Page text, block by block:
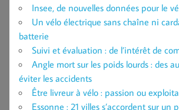
Insee, de nouvelles données pour le
Un vélo électrique sans chaîne ni
batterie
Suivi et évaluation : de l’intérêt de
Angle mort sur les poids lourds : des
éviter les accidents
Être livreur à vélo : passion ou
Essonne : 21 villes s’accordent sur un